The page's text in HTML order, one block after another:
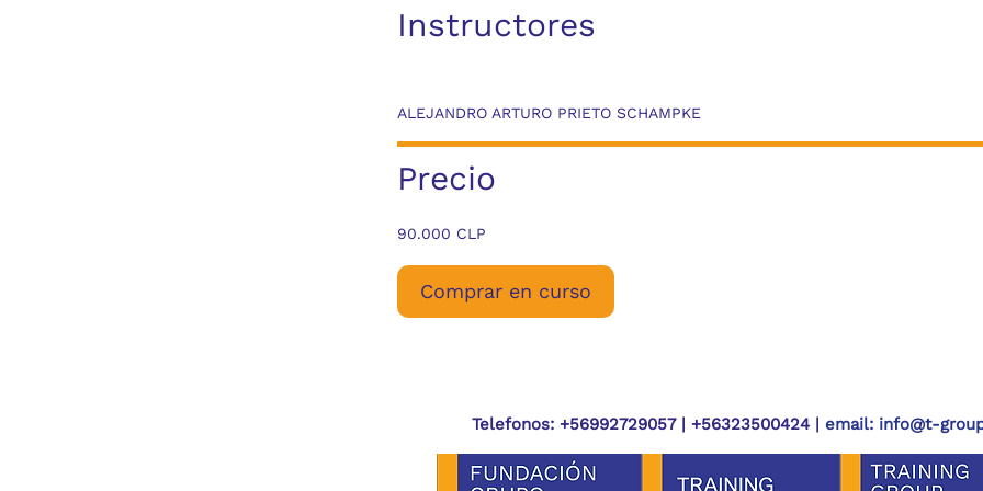
Instructores
ALEJANDRO ARTURO PRIETO SCHAMPKE
Precio
90.000 CLP
Comprar en curso
Telefonos:+56992729057 | +56323500424 | email: info@t-